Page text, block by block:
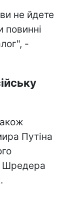
не йдете
повинні
-
Путіна
Шредера